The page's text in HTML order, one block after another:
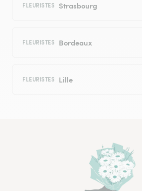
FLEURISTES Strasbourg
FLEURISTES Bordeaux
FLEURISTES Lille